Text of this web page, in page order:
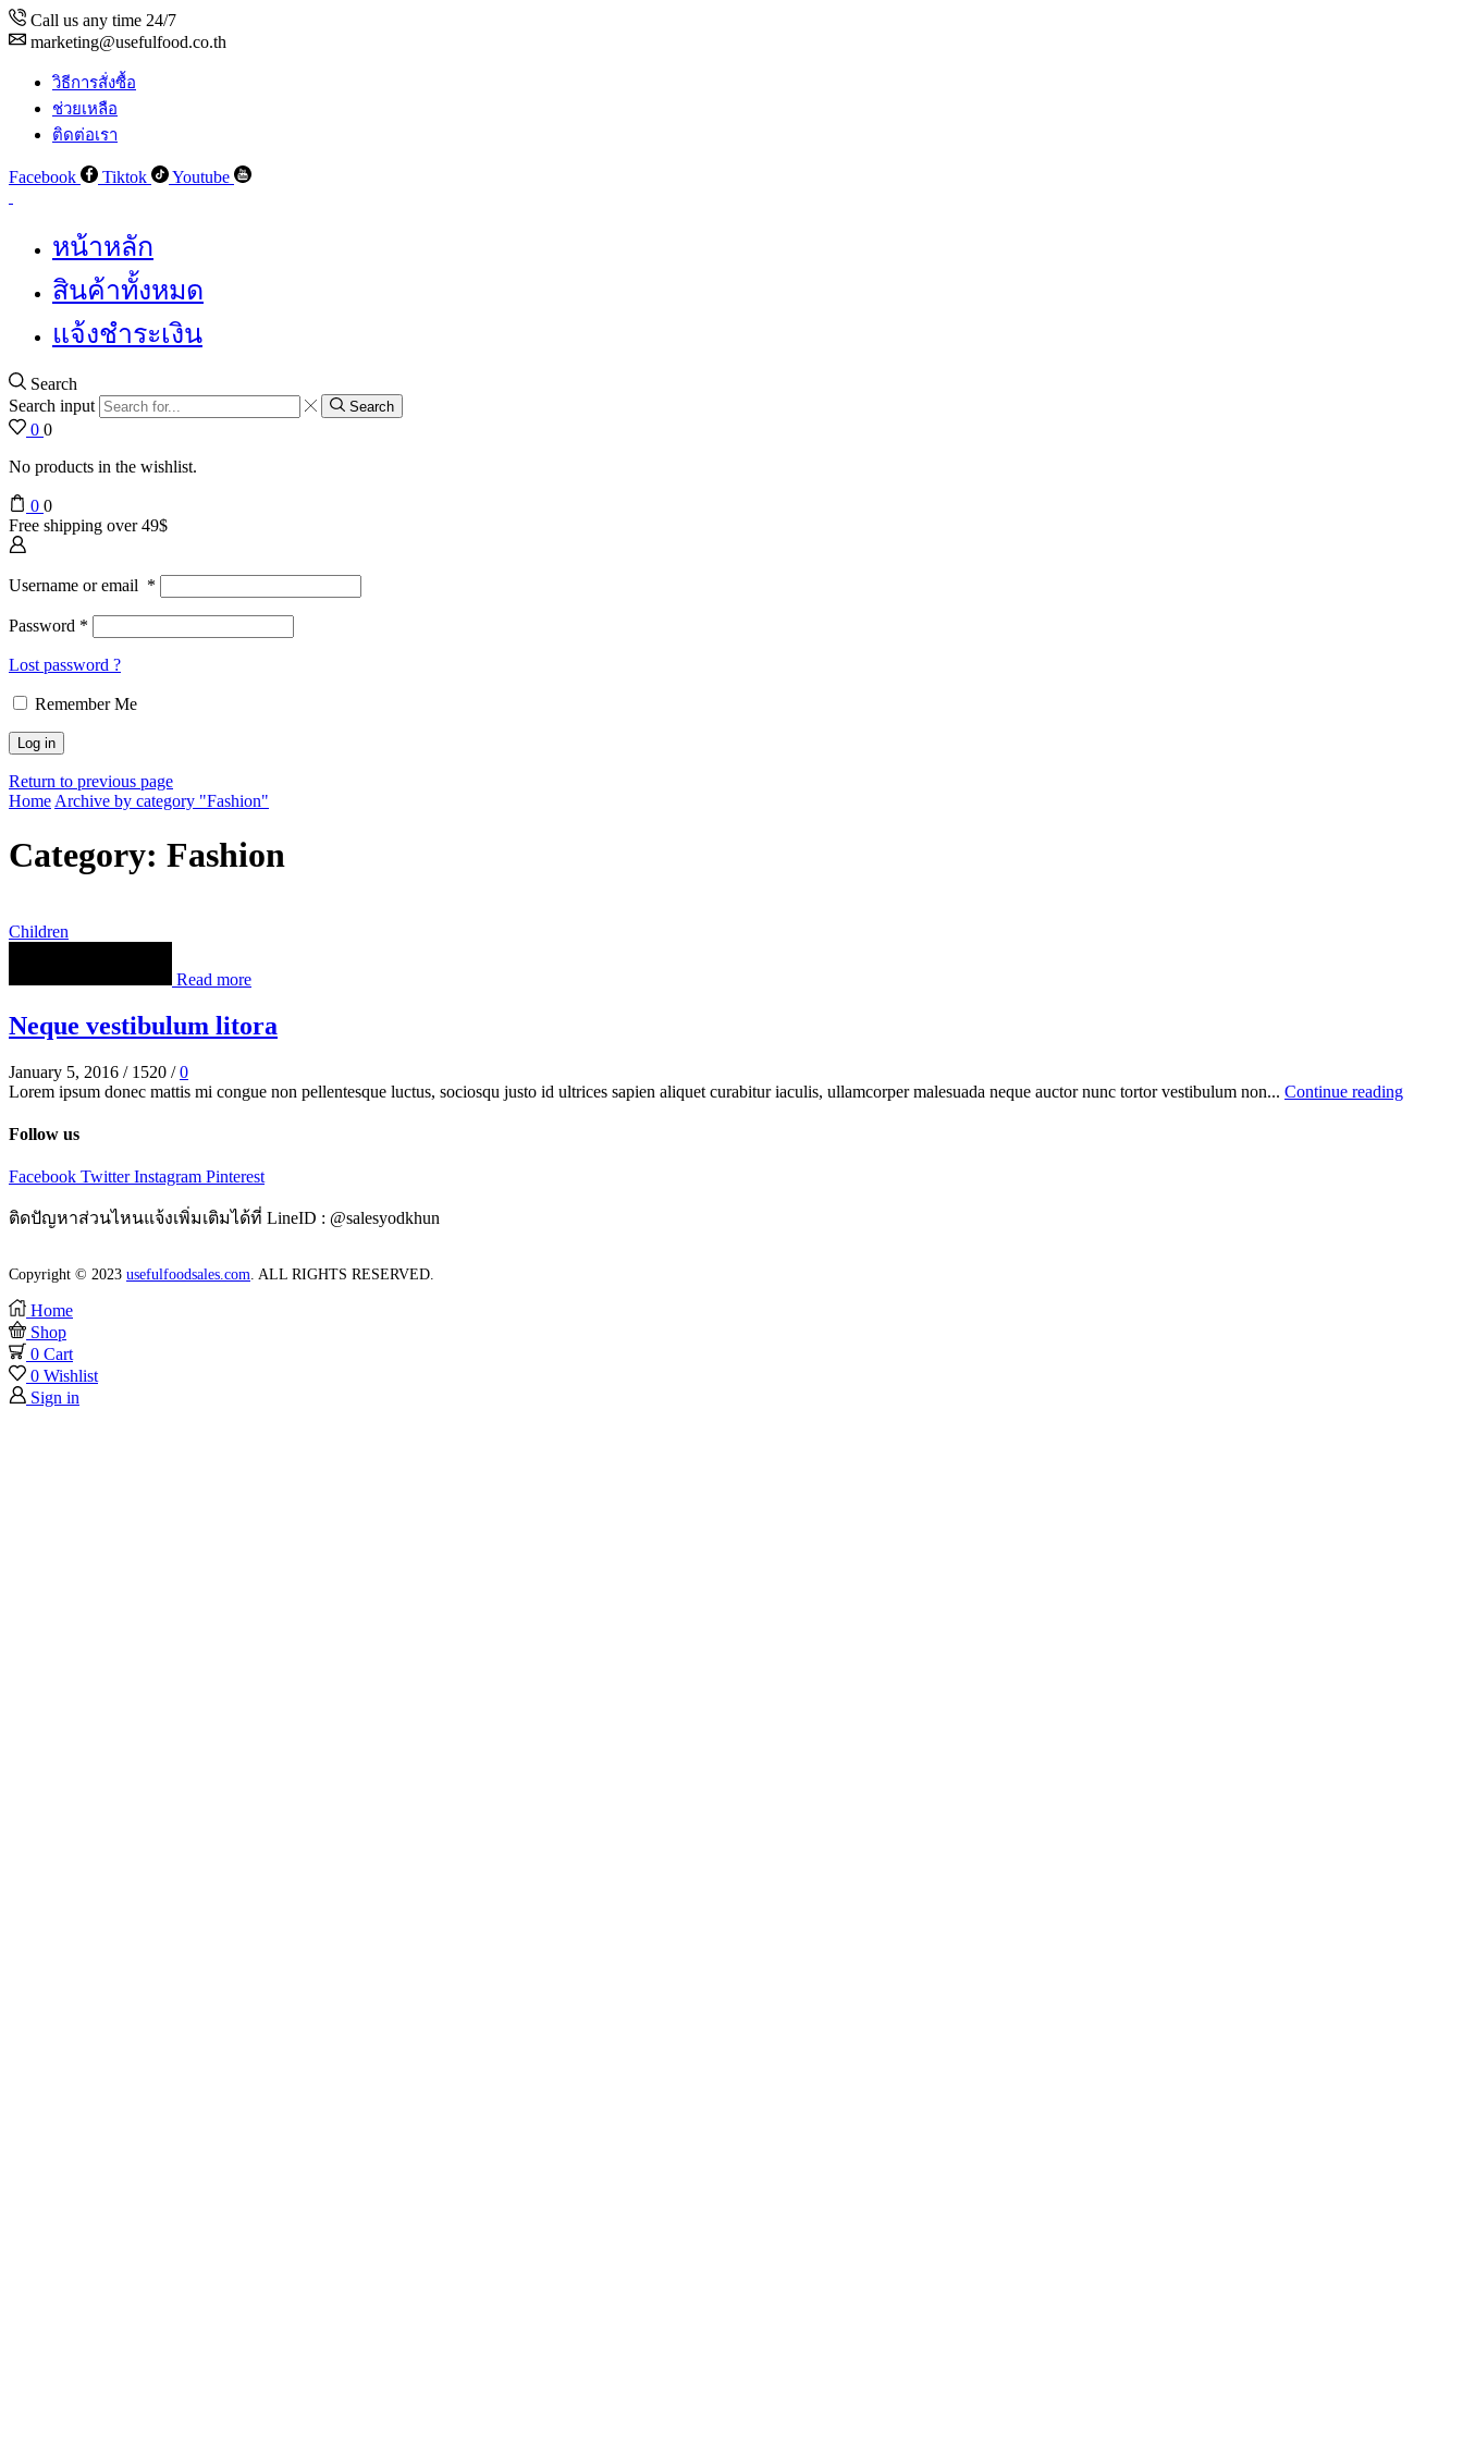
Call us any time 24/7
marketing@usefulfood.co.th
วิธีการสั่งซื้อ
ช่วยเหลือ
ติดต่อเรา
Facebook Tiktok Youtube
หน้าหลัก
สินค้าทั้งหมด
แจ้งชำระเงิน
Search
Search input
Search
0 0
No products in the wishlist.
0 0
Free shipping over 49$
Username or email *
Password *
Lost password ?
Remember Me
Log in
Return to previous page
Home Archive by category "Fashion"
Category: Fashion
Children
Read more
Neque vestibulum litora
January 5, 2016 / 1520 / 0
Lorem ipsum donec mattis mi congue non pellentesque luctus, sociosqu justo id ultrices sapien aliquet curabitur iaculis, ullamcorper malesuada neque auctor nunc tortor vestibulum non... Continue reading
Follow us
Facebook Twitter Instagram Pinterest
ติดปัญหาส่วนไหนแจ้งเพิ่มเติมได้ที่ LineID : @salesyodkhun
Copyright © 2023 usefulfoodsales.com. ALL RIGHTS RESERVED.
Home
Shop
0 Cart
0 Wishlist
Sign in